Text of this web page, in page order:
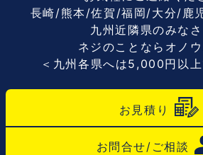
長崎/熊本/佐賀/福岡/大分/鹿
九州近隣県のみなさ
ネジのことならオノウ
＜九州各県へは5,000円以上
お見積り
お問合せ/ご相談